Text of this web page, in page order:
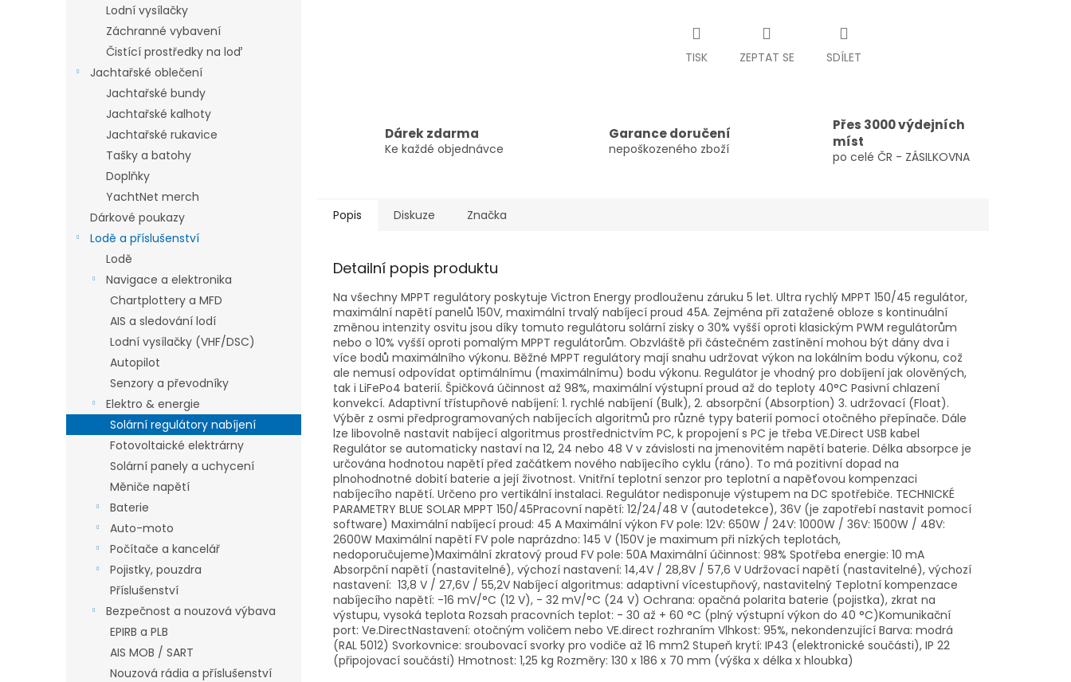
Lodní vysílačky
Záchranné vybavení
Čistící prostředky na loď
Jachtařské oblečení
Jachtařské bundy
Jachtařské kalhoty
Jachtařské rukavice
Tašky a batohy
Doplňky
YachtNet merch
Dárkové poukazy
Lodě a příslušenství
Lodě
Navigace a elektronika
Chartplottery a MFD
AIS a sledování lodí
Lodní vysílačky (VHF/DSC)
Autopilot
Senzory a převodníky
Elektro & energie
Solární regulátory nabíjení
Fotovoltaické elektrárny
Solární panely a uchycení
Měniče napětí
Baterie
Auto-moto
Počítače a kancelář
Pojistky, pouzdra
Příslušenství
Bezpečnost a nouzová výbava
EPIRB a PLB
AIS MOB / SART
Nouzová rádia a příslušenství
TISK ZEPTAT SE SDÍLET
Dárek zdarma
Ke každé objednávce
Garance doručení
nepoškozeného zboží
Přes 3000 výdejních
míst
po celé ČR - ZÁSILKOVNA
Popis Diskuze Značka
Detailní popis produktu
Na všechny MPPT regulátory poskytuje Victron Energy prodlouženu záruku 5 let. Ultra rychlý MPPT 150/45 regulátor,
maximální napětí panelů 150V, maximální trvalý nabíjecí proud 45A. Zejména při zatažené obloze s kontinuální
změnou intenzity osvitu jsou díky tomuto regulátoru solární zisky o 30% vyšší oproti klasickým PWM regulátorům
nebo o 10% vyšší oproti pomalým MPPT regulátorům. Obzvláště při částečném zastínění mohou být dány dva i
více bodů maximálního výkonu. Běžné MPPT regulátory mají snahu udržovat výkon na lokálním bodu výkonu, což
ale nemusí odpovídat optimálnímu (maximálnímu) bodu výkonu. Regulátor je vhodný pro dobíjení jak olověných,
tak i LiFePo4 baterií. Špičková účinnost až 98%, maximální výstupní proud až do teploty 40°C Pasivní chlazení
konvekcí. Adaptivní třístupňové nabíjení: 1. rychlé nabíjení (Bulk), 2. absorpční (Absorption) 3. udržovací (Float).
Výběr z osmi předprogramovaných nabíjecích algoritmů pro různé typy baterií pomocí otočného přepínače. Dále
lze libovolně nastavit nabíjecí algoritmus prostřednictvím PC, k propojení s PC je třeba VE.Direct USB kabel
Regulátor se automaticky nastaví na 12, 24 nebo 48 V v závislosti na jmenovitém napětí baterie. Délka absorpce je
určována hodnotou napětí před začátkem nového nabíjecího cyklu (ráno). To má pozitivní dopad na
plnohodnotné dobití baterie a její životnost. Vnitřní teplotní senzor pro teplotní a napěťovou kompenzaci
nabíjecího napětí. Určeno pro vertikální instalaci. Regulátor nedisponuje výstupem na DC spotřebiče. TECHNICKÉ
PARAMETRY BLUE SOLAR MPPT 150/45Pracovní napětí: 12/24/48 V (autodetekce), 36V (je zapotřebí nastavit pomocí
software) Maximální nabíjecí proud: 45 A Maximální výkon FV pole: 12V: 650W / 24V: 1000W / 36V: 1500W / 48V:
2600W Maximální napětí FV pole naprázdno: 145 V (150V je maximum při nízkých teplotách,
nedoporučujeme)Maximální zkratový proud FV pole: 50A Maximální účinnost: 98% Spotřeba energie: 10 mA
Absorpční napětí (nastavitelné), výchozí nastavení: 14,4V / 28,8V / 57,6 V Udržovací napětí (nastavitelné), výchozí
nastavení: 13,8 V / 27,6V / 55,2V Nabíjecí algoritmus: adaptivní vícestupňový, nastavitelný Teplotní kompenzace
nabíjecího napětí: -16 mV/°C (12 V), - 32 mV/°C (24 V) Ochrana: opačná polarita baterie (pojistka), zkrat na
výstupu, vysoká teplota Rozsah pracovních teplot: - 30 až + 60 °C (plný výstupní výkon do 40 °C)Komunikační
port: Ve.DirectNastavení: otočným voličem nebo VE.direct rozhraním Vlhkost: 95%, nekondenzující Barva: modrá
(RAL 5012) Svorkovnice: sroubovací svorky pro vodiče až 16 mm2 Stupeň krytí: IP43 (elektronické součásti), IP 22
(připojovací součásti) Hmotnost: 1,25 kg Rozměry: 130 x 186 x 70 mm (výška x délka x hloubka)